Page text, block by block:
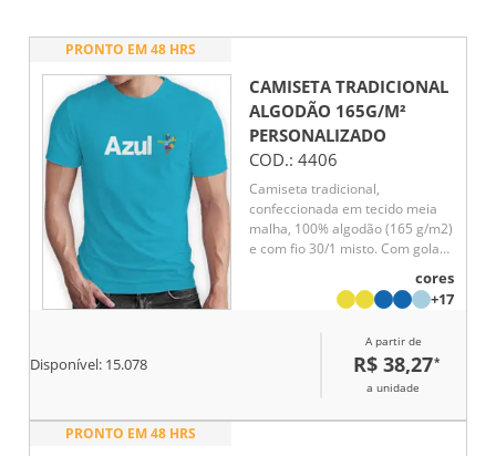
PRONTO EM 48 HRS
CAMISETA TRADICIONAL
ALGODÃO 165G/M²
PERSONALIZADO
COD.: 4406
Camiseta tradicional,
confeccionada em tecido meia
malha, 100% algodão (165 g/m2)
e com fio 30/1 misto. Com gola
mangas, barra de fundo e
cores
+17
Disponível: 15.078
A partir de
R$ 38,27*
a unidade
PRONTO EM 48 HRS